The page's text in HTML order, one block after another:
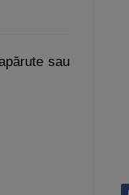
sau